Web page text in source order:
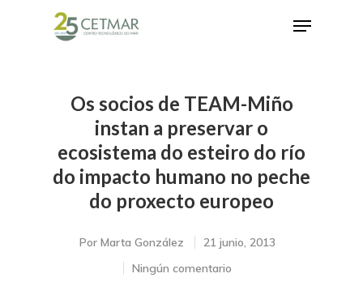
Hit enter to search or ESC to close
Os socios de TEAM-Miño
instan a preservar o
ecosistema do esteiro do río
do impacto humano no peche
do proxecto europeo
Por Marta González
21 junio, 2013
Ningún comentario